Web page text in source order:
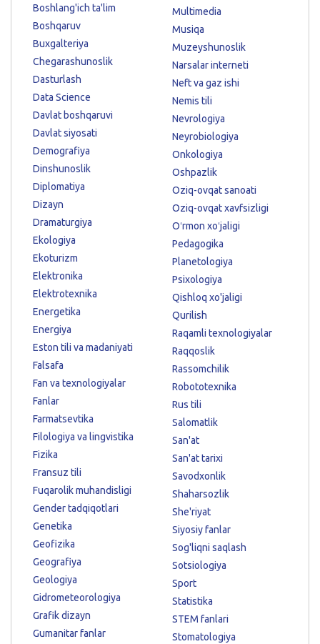
Boshlang'ich ta'lim
Boshqaruv
Buxgalteriya
Chegarashunoslik
Dasturlash
Data Science
Davlat boshqaruvi
Davlat siyosati
Demografiya
Dinshunoslik
Diplomatiya
Dizayn
Dramaturgiya
Ekologiya
Ekoturizm
Elektronika
Elektrotexnika
Energetika
Energiya
Eston tili va madaniyati
Falsafa
Fan va texnologiyalar
Fanlar
Farmatsevtika
Filologiya va lingvistika
Fizika
Fransuz tili
Fuqarolik muhandisligi
Gender tadqiqotlari
Genetika
Geofizika
Geografiya
Geologiya
Gidrometeorologiya
Grafik dizayn
Gumanitar fanlar
Multimedia
Musiqa
Muzeyshunoslik
Narsalar interneti
Neft va gaz ishi
Nemis tili
Nevrologiya
Neyrobiologiya
Onkologiya
Oshpazlik
Oziq-ovqat sanoati
Oziq-ovqat xavfsizligi
Oʻrmon xoʻjaligi
Pedagogika
Planetologiya
Psixologiya
Qishloq xo'jaligi
Qurilish
Raqamli texnologiyalar
Raqqoslik
Rassomchilik
Robototexnika
Rus tili
Salomatlik
San'at
San'at tarixi
Savodxonlik
Shaharsozlik
She'riyat
Siyosiy fanlar
Sog'liqni saqlash
Sotsiologiya
Sport
Statistika
STEM fanlari
Stomatologiya